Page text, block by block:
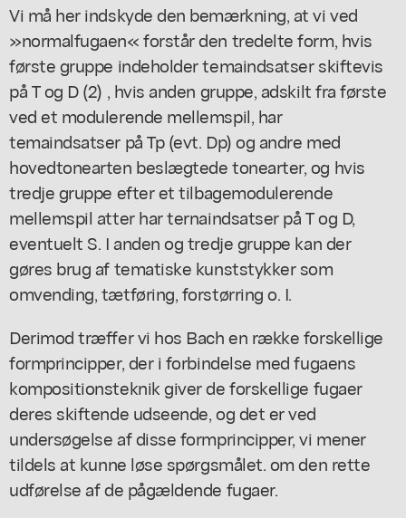
Vi må her indskyde den bemærkning, at vi ved
»normalfugaen« forstår den tredelte form, hvis
første gruppe indeholder temaindsatser skiftevis
på T og D (2) , hvis anden gruppe, adskilt fra første
ved et modulerende mellemspil, har
temaindsatser på Tp (evt. Dp) og andre med
hovedtonearten beslægtede tonearter, og hvis
tredje gruppe efter et tilbagemodulerende
mellemspil atter har ternaindsatser på T og D,
eventuelt S. I anden og tredje gruppe kan der
gøres brug af tematiske kunststykker som
omvending, tætføring, forstørring o. I.
Derimod træffer vi hos Bach en række forskellige
formprincipper, der i forbindelse med fugaens
kompositionsteknik giver de forskellige fugaer
deres skiftende udseende, og det er ved
undersøgelse af disse formprincipper, vi mener
tildels at kunne løse spørgsmålet. om den rette
udførelse af de pågældende fugaer.